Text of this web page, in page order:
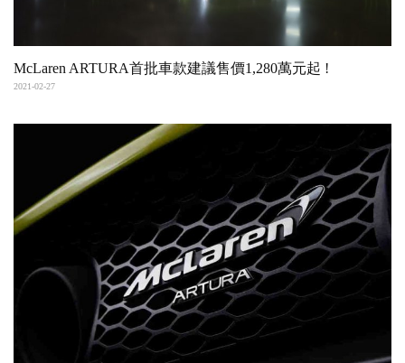
McLaren ARTURA首批車款建議售價1,280萬元起 !
2021-02-27